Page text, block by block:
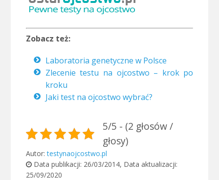
Zobacz też:
Laboratoria genetyczne w Polsce
Zlecenie testu na ojcostwo – krok po
kroku
Jaki test na ojcostwo wybrać?
5/5 - (2 głosów /
głosy)
Autor:testynaojcostwo.pl
Data publikacji: 26/03/2014, Data aktualizacji:
25/09/2020